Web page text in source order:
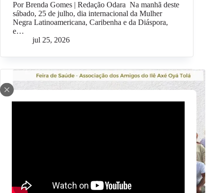
Por Brenda Gomes | Redação Odara Na manhã deste
sábado, 25 de julho, dia internacional da Mulher
Negra Latinoamericana, Caribenha e da Diáspora,
e…
jul 25, 2026